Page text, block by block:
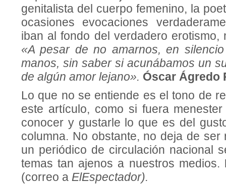
genitalista del cuerpo femenino, la
ocasiones evocaciones
iban al fondo del verdadero erotismo,
«A pesar de no amarnos, en
manos, sin saber si acunábamos un
de algún amor lejano». Óscar Ágredo
Lo que no se entiende es el tono de
este artículo, como si fuera
conocer y gustarle lo que es del
columna. No obstante, no deja de ser
un periódico de circulación nacional
temas tan ajenos a nuestros medios.
(correo a ElEspectador).